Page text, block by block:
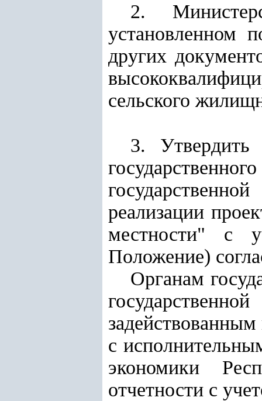
2.
установленном
других
сельского
3. Утвердить
реализации
местности" с
Положение)
Органам
задействованным
с
экономики
отчетности с